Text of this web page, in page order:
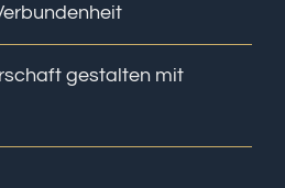
gestalten mit